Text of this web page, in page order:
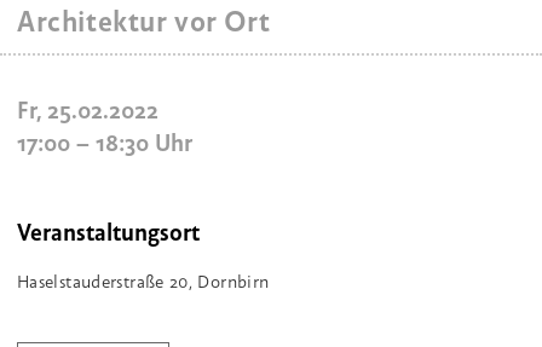
Architektur vor Ort
Fr, 25.02.2022
17:00 – 18:30 Uhr
Veranstaltungsort
Haselstauderstraße 20, Dornbirn